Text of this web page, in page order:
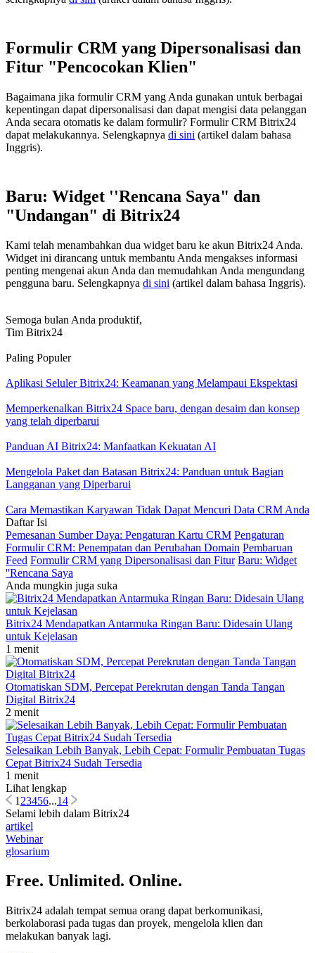
Formulir CRM yang Dipersonalisasi dan
Fitur "Pencocokan Klien"
Bagaimana jika formulir CRM yang Anda gunakan untuk berbagai
kepentingan dapat dipersonalisasi dan dapat mengisi data pelanggan
Anda secara otomatis ke dalam formulir? Formulir CRM Bitrix24
dapat melakukannya. Selengkapnya di sini (artikel dalam bahasa
Inggris).
Baru: Widget ''Rencana Saya" dan
"Undangan" di Bitrix24
Kami telah menambahkan dua widget baru ke akun Bitrix24 Anda.
Widget ini dirancang untuk membantu Anda mengakses informasi
penting mengenai akun Anda dan memudahkan Anda mengundang
pengguna baru. Selengkapnya di sini (artikel dalam bahasa Inggris).
Semoga bulan Anda produktif,
Tim Bitrix24
Paling Populer
Aplikasi Seluler Bitrix24: Keamanan yang Melampaui Ekspektasi
Memperkenalkan Bitrix24 Space baru, dengan desaim dan konsep
yang telah diperbarui
Panduan AI Bitrix24: Manfaatkan Kekuatan AI
Mengelola Paket dan Batasan Bitrix24: Panduan untuk Bagian
Langganan yang Diperbarui
Cara Memastikan Karyawan Tidak Dapat Mencuri Data CRM Anda
Daftar Isi
Pemesanan Sumber Daya: Pengaturan Kartu CRM Pengaturan
Formulir CRM: Penempatan dan Perubahan Domain Pembaruan
Feed Formulir CRM yang Dipersonalisasi dan Fitur Baru: Widget
''Rencana Saya
Anda mungkin juga suka
Bitrix24 Mendapatkan Antarmuka Ringan Baru: Didesain Ulang
untuk Kejelasan
1 menit
Otomatiskan SDM, Percepat Perekrutan dengan Tanda Tangan
Digital Bitrix24
2 menit
Selesaikan Lebih Banyak, Lebih Cepat: Formulir Pembuatan Tugas
Cepat Bitrix24 Sudah Tersedia
1 menit
Lihat lengkap
1 23456...14
Selami lebih dalam Bitrix24
artikel
Webinar
glosarium
Free. Unlimited. Online.
Bitrix24 adalah tempat semua orang dapat berkomunikasi,
berkolaborasi pada tugas dan proyek, mengelola klien dan
melakukan banyak lagi.